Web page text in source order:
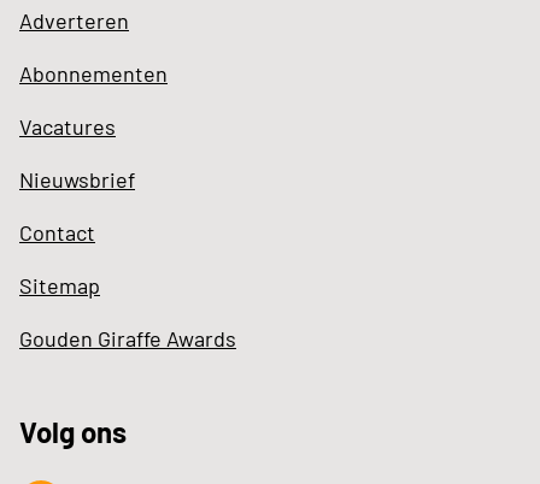
Adverteren
Abonnementen
Vacatures
Nieuwsbrief
Contact
Sitemap
Gouden Giraffe Awards
Volg ons